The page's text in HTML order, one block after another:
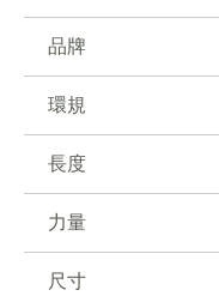
品牌
環規
長度
力量
尺寸